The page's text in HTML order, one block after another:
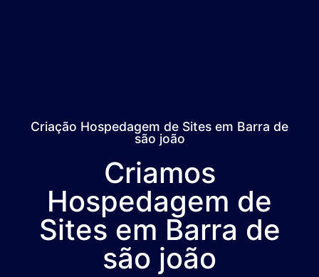
Criação Hospedagem de Sites em Barra de
são joão
Criamos
Hospedagem de
Sites em Barra de
são joão